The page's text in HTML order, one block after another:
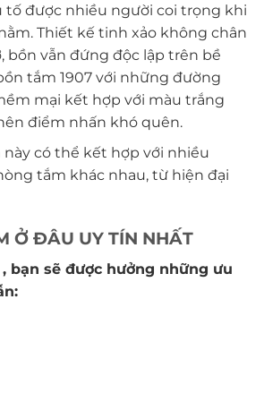
tố được nhiều người coi trọng khi
Thiết kế tinh xảo không chân
bồn vẫn đứng độc lập trên bề
tắm 1907 với những đường
mại kết hợp với màu trắng
điểm nhấn khó quên.
có thể kết hợp với nhiều
tắm khác nhau, từ hiện đại
Ở ĐÂU UY TÍN NHẤT
, bạn sẽ được hưởng những ưu